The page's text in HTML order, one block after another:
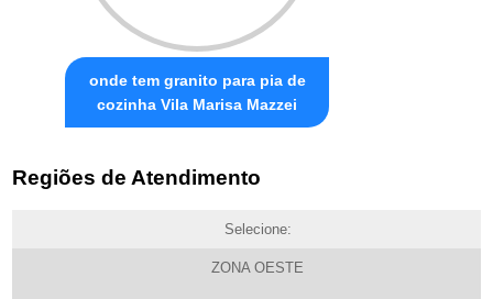
onde tem granito para pia de
cozinha Vila Marisa Mazzei
Regiões de Atendimento
Selecione:
ZONA OESTE